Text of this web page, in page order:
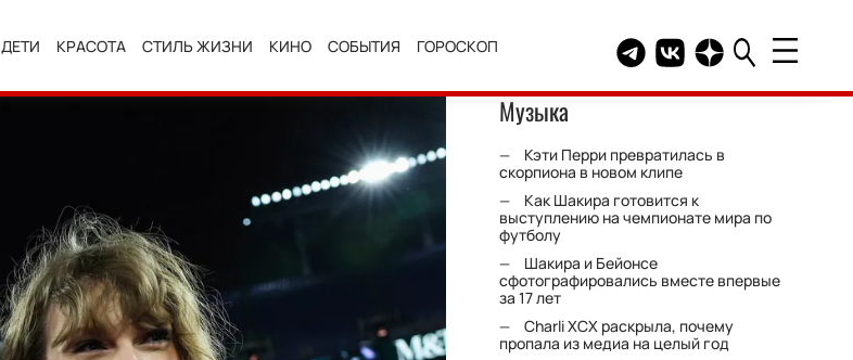
ДЕТИ КРАСОТА СТИЛЬ ЖИЗНИ КИНО СОБЫТИЯ ГОРОСКОП Telegram канал HELLO
Группа HELLO
Канал HELLO в
Музыка
Кэти Перри превратилась в
скорпиона в новом клипе
Как Шакира готовится к
выступлению на чемпионате мира по
футболу
Шакира и Бейонсе
сфотографировались вместе впервые
за 17 лет
Charli XCX раскрыла, почему
пропала из медиа на целый год